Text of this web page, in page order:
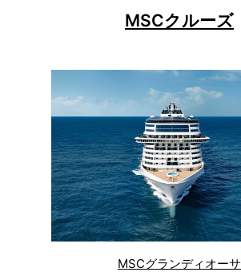
MSCクルーズ
MSCグランディオーサ